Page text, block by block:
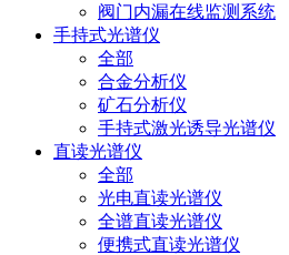
阀门内漏在线监测系统
手持式光谱仪
全部
合金分析仪
矿石分析仪
手持式激光诱导光谱仪
直读光谱仪
全部
光电直读光谱仪
全谱直读光谱仪
便携式直读光谱仪